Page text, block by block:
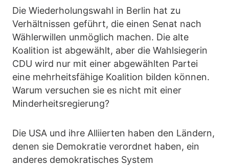
Die Wiederholungswahl in Berlin hat zu
Verhältnissen geführt, die einen Senat nach
Wählerwillen unmöglich machen. Die alte
Koalition ist abgewählt, aber die Wahlsiegerin
CDU wird nur mit einer abgewählten Partei
eine mehrheitsfähige Koalition bilden können.
Warum versuchen sie es nicht mit einer
Minderheitsregierung?
Die USA und ihre Alliierten haben den Ländern,
denen sie Demokratie verordnet haben, ein
anderes demokratisches System